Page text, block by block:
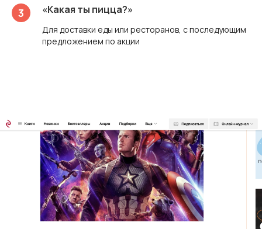
«Какая ты пицца?»
Для доставки еды или ресторанов, с последующим
предложением по акции